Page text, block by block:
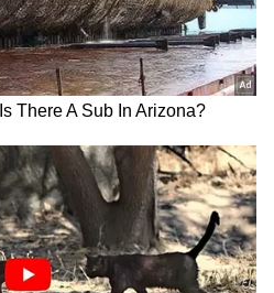
ಗ್ರಾಮದವನು ಮೂಲತಃ ಶಿಕ್ಷಕ.
ಎಂಟು ವರ್ಷಗಳಿಂದ
ಇದೀಗ ಏಷ್ಯಾನೆಟ್ ಕನ್ನಡದಲ್ಲಿ
ರಾಜಕಾರಣ ನೆಚ್ಚಿನ ಕ್ಷೇತ್ರ.
ಶಿಕ್ಷಣ, ಆರೋಗ್ಯ, ಸಿನಿಮಾ
ಕ್ರಿಕೆಟ್, ಕೃಷಿ ಇಷ್ಟ. ಓದು ನೆಚ್ಚಿನ